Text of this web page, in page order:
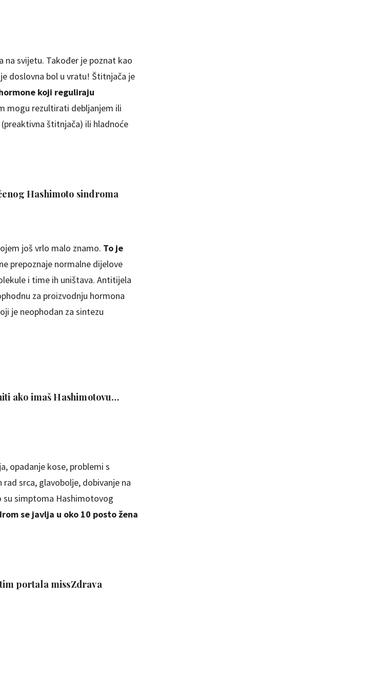
na svijetu. Također je poznat kao
doslovna bol u vratu! Štitnjača je
koji reguliraju
mogu rezultirati debljanjem ili
štitnjača) ili hladnoće
Hashimoto sindroma
još vrlo malo znamo. To je
prepoznaje normalne dijelove
i time ih uništava. Antitijela
za proizvodnju hormona
je neophodan za sintezu
ako imaš Hashimotovu
opadanje kose, problemi s
srca, glavobolje, dobivanje na
su simptoma Hashimotovog
se javlja u oko 10 posto žena
portala missZdrava